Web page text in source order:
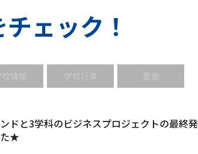
ェック！
ドと3学科のビジネスプロジェクトの最終
た★